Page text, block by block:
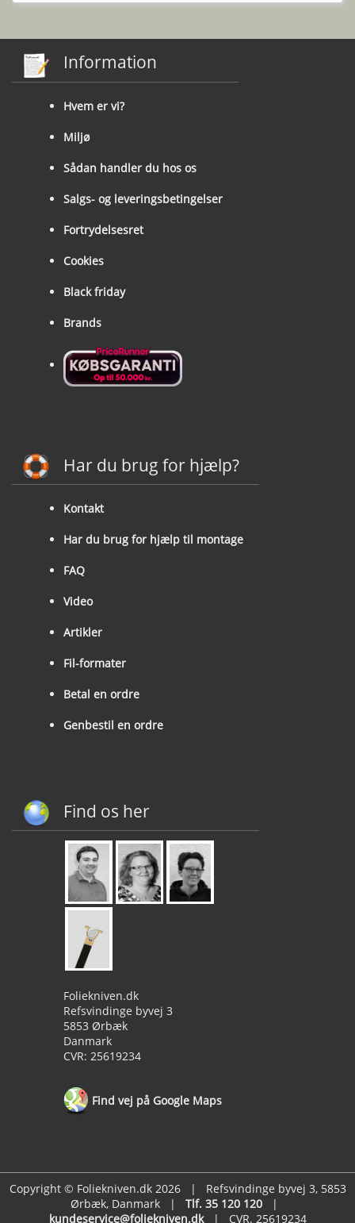
Information
Hvem er vi?
Miljø
Sådan handler du hos os
Salgs- og leveringsbetingelser
Fortrydelsesret
Cookies
Black friday
Brands
Har du brug for hjælp?
Kontakt
Har du brug for hjælp til montage
FAQ
Video
Artikler
Fil-formater
Betal en ordre
Genbestil en ordre
Find os her
Foliekniven.dk
Refsvindinge byvej 3
5853 Ørbæk
Danmark
CVR: 25619234
Find vej på Google Maps
Copyright © Foliekniven.dk 2026 | Refsvindinge byvej 3, 5853
Ørbæk, Danmark | Tlf. 35 120 120 |
kundeservice@foliekniven.dk| CVR. 25619234